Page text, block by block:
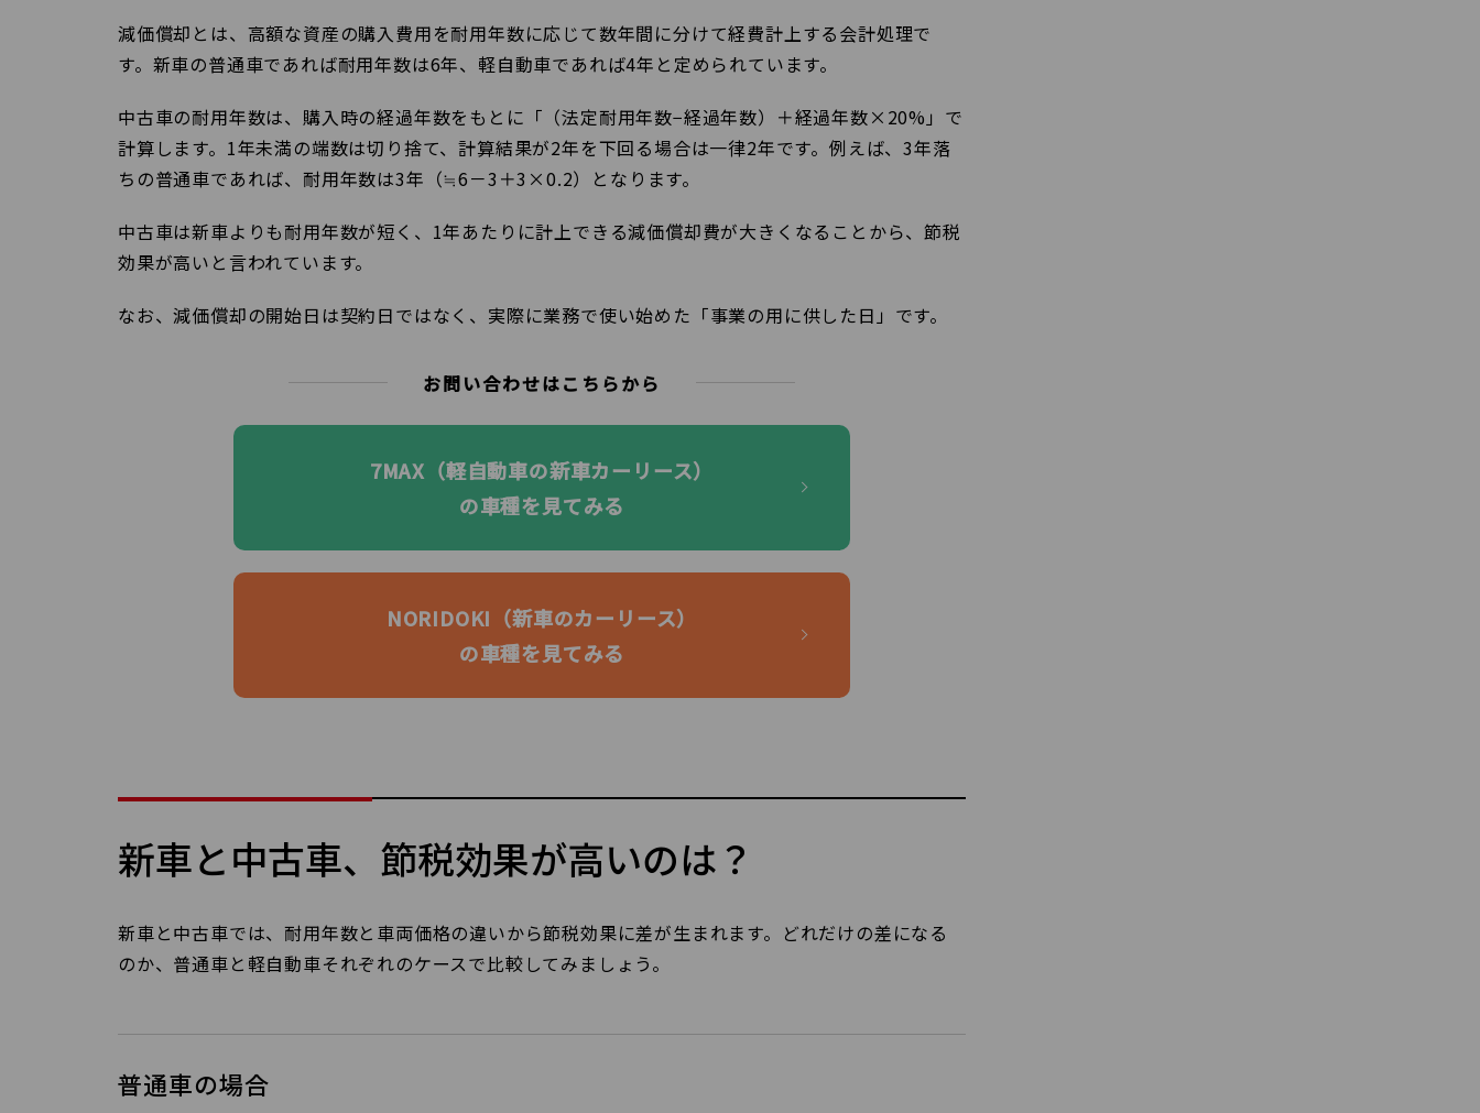
減価償却とは、高額な資産の購入費用を耐用年数に応じて数年間に分けて経費計上する会計処理で
す。新車の普通車であれば耐用年数は6年、軽自動車であれば4年と定められています。
中古車の耐用年数は、購入時の経過年数をもとに「（法定耐用年数−経過年数）＋経過年数×20%」で
計算します。1年未満の端数は切り捨て、計算結果が2年を下回る場合は一律2年です。例えば、3年落
ちの普通車であれば、耐用年数は3年（≒6－3＋3×0.2）となります。
中古車は新車よりも耐用年数が短く、1年あたりに計上できる減価償却費が大きくなることから、節税
効果が高いと言われています。
なお、減価償却の開始日は契約日ではなく、実際に業務で使い始めた「事業の用に供した日」です。
お問い合わせはこちらから
7MAX（軽自動車の新車カーリース）
の車種を見てみる
NORIDOKI（新車のカーリース）
の車種を見てみる
新車と中古車、節税効果が高いのは？
新車と中古車では、耐用年数と車両価格の違いから節税効果に差が生まれます。どれだけの差になる
のか、普通車と軽自動車それぞれのケースで比較してみましょう。
普通車の場合